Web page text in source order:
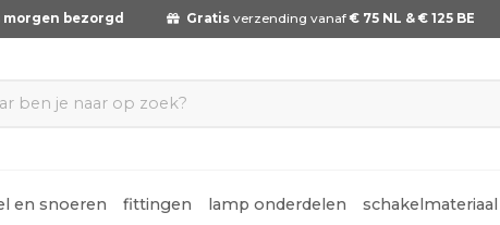
morgen bezorgd Gratis verzending vanaf € 75 NL & € 125 BE
en snoeren fittingen lamp onderdelen schakelmateriaal